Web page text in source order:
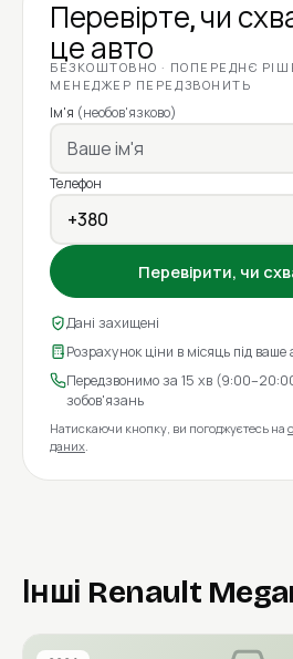
Перевірте, чи
це авто
БЕЗКОШТОВНО · ПОПЕРЕДНЄ
МЕНЕДЖЕР ПЕРЕДЗВОНИТЬ
Ім'я (необов'язково)
Телефон
Перевірити, чи
Дані захищені
Розрахунок ціни в місяць під ваше
Передзвонимо за 15 хв
зобов'язань
Натискаючи кнопку, ви погоджуєтесь на
даних.
Інші Renault